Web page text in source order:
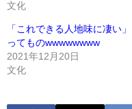
文化
「これできる人地味に凄い」
ってものwwwwwwww
2021年12月20日
文化